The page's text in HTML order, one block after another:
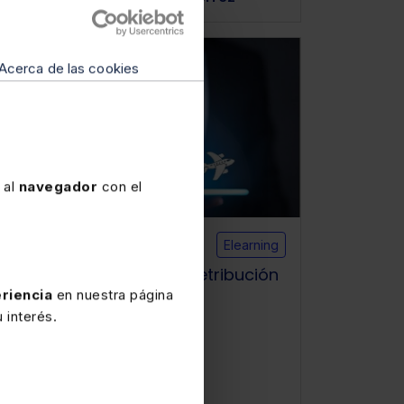
de las cookies
navegador con el
en nuestra página
interés.
Laboral
Elearning
Curso elearning Plan de retribución
o “a la carta”